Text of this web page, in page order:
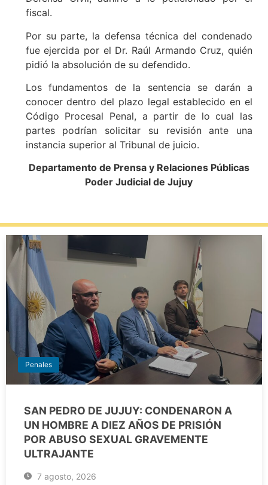
fiscal.
Por su parte, la defensa técnica del condenado
fue ejercida por el Dr. Raúl Armando Cruz, quién
pidió la absolución de su defendido.
Los fundamentos de la sentencia se darán a
conocer dentro del plazo legal establecido en el
Código Procesal Penal, a partir de lo cual las
partes podrían solicitar su revisión ante una
instancia superior al Tribunal de juicio.
Departamento de Prensa y Relaciones Públicas
Poder Judicial de Jujuy
Penales
SAN PEDRO DE JUJUY: CONDENARON A
UN HOMBRE A DIEZ AÑOS DE PRISIÓN
POR ABUSO SEXUAL GRAVEMENTE
ULTRAJANTE
7 agosto, 2026